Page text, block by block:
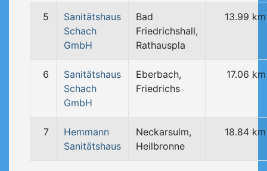
5
Sanitätshaus
Schach
GmbH
Bad
Friedrichshall,
Rathauspla
13.99 km
6
Sanitätshaus
Schach
GmbH
Eberbach,
Friedrichs
17.06 km
7
Hemmann
Sanitätshaus
Neckarsulm,
Heilbronne
18.84 km